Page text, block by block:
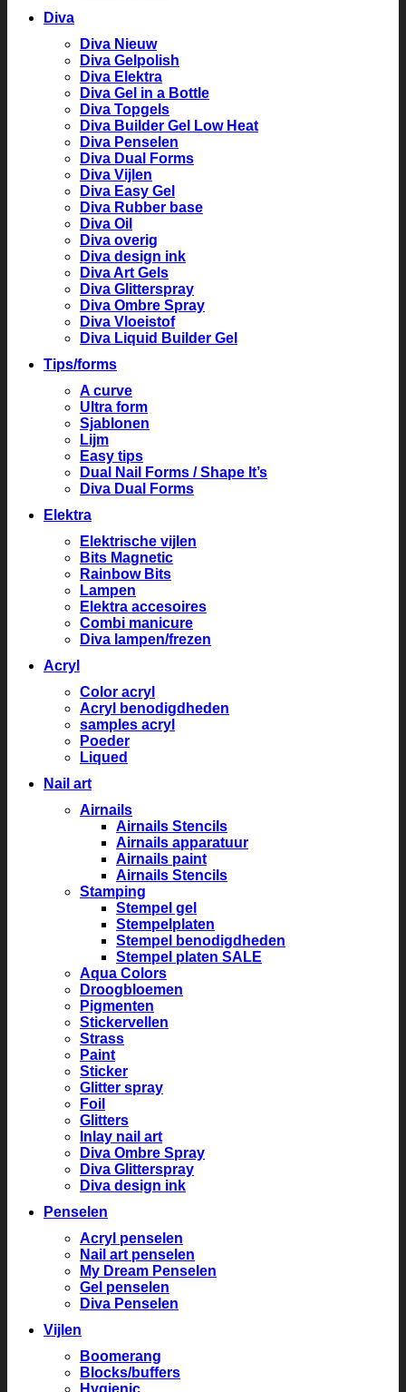
Diva
Diva Nieuw
Diva Gelpolish
Diva Elektra
Diva Gel in a Bottle
Diva Topgels
Diva Builder Gel Low Heat
Diva Penselen
Diva Dual Forms
Diva Vijlen
Diva Easy Gel
Diva Rubber base
Diva Oil
Diva overig
Diva design ink
Diva Art Gels
Diva Glitterspray
Diva Ombre Spray
Diva Vloeistof
Diva Liquid Builder Gel
Tips/forms
A curve
Ultra form
Sjablonen
Lijm
Easy tips
Dual Nail Forms / Shape It’s
Diva Dual Forms
Elektra
Elektrische vijlen
Bits Magnetic
Rainbow Bits
Lampen
Elektra accesoires
Combi manicure
Diva lampen/frezen
Acryl
Color acryl
Acryl benodigdheden
samples acryl
Poeder
Liqued
Nail art
Airnails
Airnails Stencils
Airnails apparatuur
Airnails paint
Airnails Stencils
Stamping
Stempel gel
Stempelplaten
Stempel benodigdheden
Stempel platen SALE
Aqua Colors
Droogbloemen
Pigmenten
Stickervellen
Strass
Paint
Sticker
Glitter spray
Foil
Glitters
Inlay nail art
Diva Ombre Spray
Diva Glitterspray
Diva design ink
Penselen
Acryl penselen
Nail art penselen
My Dream Penselen
Gel penselen
Diva Penselen
Vijlen
Boomerang
Blocks/buffers
Hygienic